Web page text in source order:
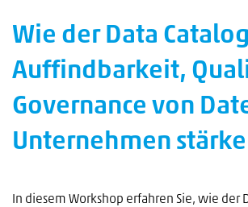
Wie der Data
Auffindbarkeit,
Governance von
Unternehmen
In diesem Workshop erfahren Sie, wie der